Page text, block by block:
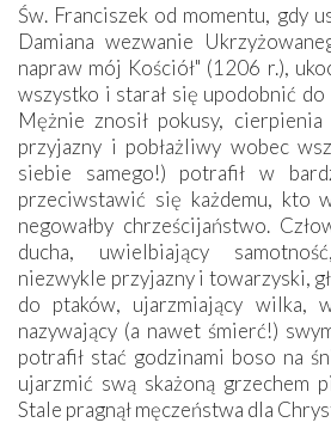
Św. Franciszek od momentu, gdy
Damiana wezwanie
napraw mój Kościół" (1206 r.),
wszystko i starał się upodobnić
Mężnie znosił pokusy,
przyjazny i pobłażliwy wobec
siebie samego!) potrafił w
przeciwstawić się każdemu, kto
negowałby chrześcijaństwo.
ducha, uwielbiający
niezwykle przyjazny i towarzyski,
do ptaków, ujarzmiający wilka,
nazywający (a nawet śmierć!)
potrafił stać godzinami boso na
ujarzmić swą skażoną grzechem
Stale pragnął męczeństwa dla